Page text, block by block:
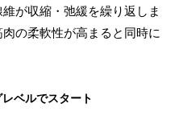
が収縮・弛緩を繰り返しま
の柔軟性が高まると同時に
ベルでスタート